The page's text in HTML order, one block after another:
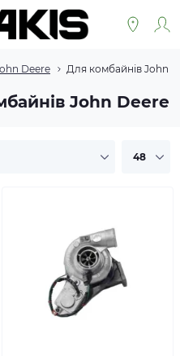
Deere Для комбайнів John
John Deere